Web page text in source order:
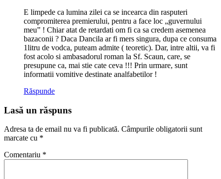
E limpede ca lumina zilei ca se incearca din rasputeri
compromiterea premierului, pentru a face loc „guvernului
meu” ! Chiar atat de retardati om fi ca sa credem asemenea
bazaconii ? Daca Dancila ar fi mers singura, dupa ce consuma
1litru de vodca, puteam admite ( teoretic). Dar, intre altii, va fi
fost acolo si ambasadorul roman la Sf. Scaun, care, se
presupune ca, mai stie cate ceva !!! Prin urmare, sunt
informatii vomitive destinate analfabetilor !
Răspunde
Lasă un răspuns
Adresa ta de email nu va fi publicată. Câmpurile obligatorii sunt
marcate cu *
Comentariu *